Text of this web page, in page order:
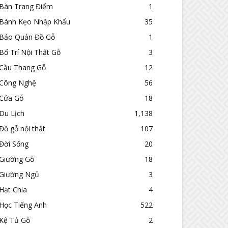
Trang Điểm
1
Kẹo Nhập Khẩu
35
Quản Đồ Gỗ
1
Trí Nội Thất Gỗ
3
Thang Gỗ
12
Nghệ
56
Gỗ
18
Lịch
1,138
gỗ nội thất
107
Sống
20
Gỗ
18
Ngủ
3
Chia
4
Tiếng Anh
522
Tủ Gỗ
2